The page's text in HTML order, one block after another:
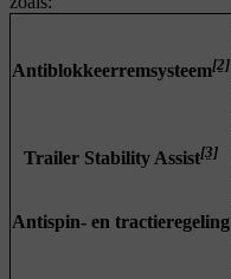
Antiblokkeerremsysteem[2]
Trailer Stability Assist[3]
Antispin- en tractieregeling